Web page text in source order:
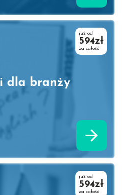
już od
594zł
za całość
dla branży
już od
594zł
za całość